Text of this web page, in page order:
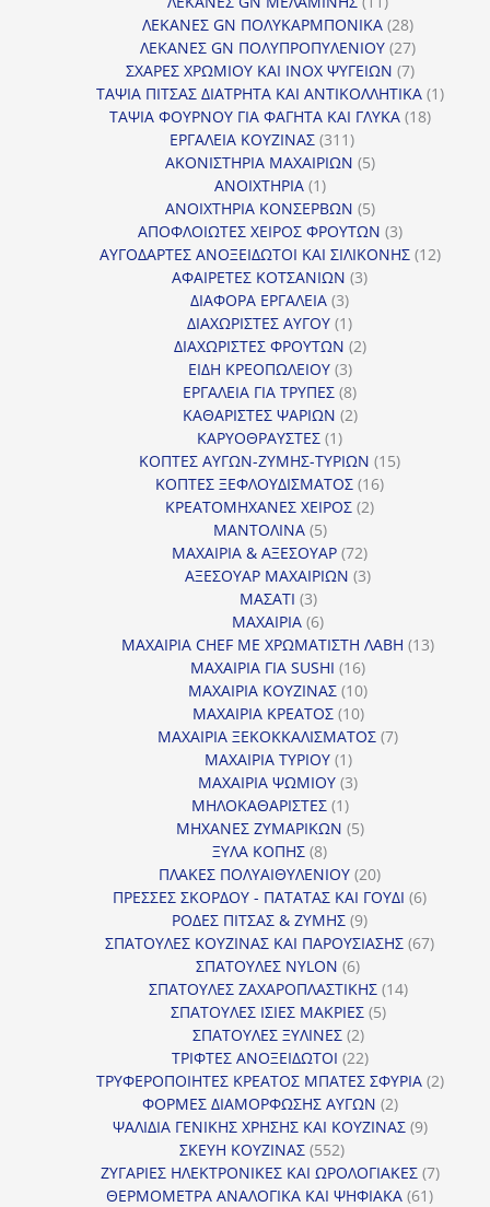
προϊόντα
ΛΕΚΑΝΕΣ GN ΠΟΛΥΚΑΡΜΠΟΝΙΚΑ 2828
προϊόντα
ΛΕΚΑΝΕΣ GN ΠΟΛΥΠΡΟΠΥΛΕΝΙΟΥ 2727
προϊόντα
ΣΧΑΡΕΣ ΧΡΩΜΙΟΥ ΚΑΙ INOX ΨΥΓΕΙΩΝ 77
προϊόντα
ΤΑΨΙΑ ΠΙΤΣΑΣ ΔΙΑΤΡΗΤΑ ΚΑΙ ΑΝΤΙΚΟΛΛΗΤΙΚΑ 11
ΤΑΨΙΑ ΦΟΥΡΝΟΥ ΓΙΑ ΦΑΓΗΤΑ ΚΑΙ ΓΛΥΚΑ 1818
ΕΡΓΑΛΕΙΑ ΚΟΥΖΙΝΑΣ 311311
προϊόντα
ΑΚΟΝΙΣΤΗΡΙΑ ΜΑΧΑΙΡΙΩΝ 55
ΑΝΟΙΧΤΗΡΙΑ 11
προϊόν
ΑΝΟΙΧΤΗΡΙΑ ΚΟΝΣΕΡΒΩΝ 55
προϊόντα
ΑΠΟΦΛΟΙΩΤΕΣ ΧΕΙΡΟΣ ΦΡΟΥΤΩΝ 33
προϊόντα
ΑΥΓΟΔΑΡΤΕΣ ΑΝΟΞΕΙΔΩΤΟΙ ΚΑΙ ΣΙΛΙΚΟΝΗΣ 1212
ΑΦΑΙΡΕΤΕΣ ΚΟΤΣΑΝΙΩΝ 33
ΔΙΑΦΟΡΑ ΕΡΓΑΛΕΙΑ 33
προϊόντα
ΔΙΑΧΩΡΙΣΤΕΣ ΑΥΓΟΥ 11
προϊόν
ΔΙΑΧΩΡΙΣΤΕΣ ΦΡΟΥΤΩΝ 22
ΕΙΔΗ ΚΡΕΟΠΩΛΕΙΟΥ 33
προϊόντα
ΕΡΓΑΛΕΙΑ ΓΙΑ ΤΡΥΠΕΣ 88
προϊόντα
ΚΑΘΑΡΙΣΤΕΣ ΨΑΡΙΩΝ 22
ΚΑΡΥΟΘΡΑΥΣΤΕΣ 11
προϊόν
ΚΟΠΤΕΣ ΑΥΓΩΝ-ΖΥΜΗΣ-ΤΥΡΙΩΝ 1515
ΚΟΠΤΕΣ ΞΕΦΛΟΥΔΙΣΜΑΤΟΣ 1616
ΚΡΕΑΤΟΜΗΧΑΝΕΣ ΧΕΙΡΟΣ 22
ΜΑΝΤΟΛΙΝΑ 55
προϊόντα
ΜΑΧΑΙΡΙΑ & ΑΞΕΣΟΥΑΡ 7272
προϊόντα
ΑΞΕΣΟΥΑΡ ΜΑΧΑΙΡΙΩΝ 33
ΜΑΣΑΤΙ 33
προϊόντα
ΜΑΧΑΙΡΙΑ 66
προϊόντα
ΜΑΧΑΙΡΙΑ CHEF ΜΕ ΧΡΩΜΑΤΙΣΤΗ ΛΑΒΗ 1313
ΜΑΧΑΙΡΙΑ ΓΙΑ SUSHI 1616
προϊόντα
ΜΑΧΑΙΡΙΑ ΚΟΥΖΙΝΑΣ 1010
προϊόντα
ΜΑΧΑΙΡΙΑ ΚΡΕΑΤΟΣ 1010
προϊόντα
ΜΑΧΑΙΡΙΑ ΞΕΚΟΚΚΑΛΙΣΜΑΤΟΣ 77
ΜΑΧΑΙΡΙΑ ΤΥΡΙΟΥ 11
προϊόν
ΜΑΧΑΙΡΙΑ ΨΩΜΙΟΥ 33
ΜΗΛΟΚΑΘΑΡΙΣΤΕΣ 11
προϊόν
ΜΗΧΑΝΕΣ ΖΥΜΑΡΙΚΩΝ 55
ΞΥΛΑ ΚΟΠΗΣ 88
προϊόντα
ΠΛΑΚΕΣ ΠΟΛΥΑΙΘΥΛΕΝΙΟΥ 2020
προϊόντα
ΠΡΕΣΣΕΣ ΣΚΟΡΔΟΥ - ΠΑΤΑΤΑΣ ΚΑΙ ΓΟΥΔΙ 66
ΡΟΔΕΣ ΠΙΤΣΑΣ & ΖΥΜΗΣ 99
προϊόντα
ΣΠΑΤΟΥΛΕΣ ΚΟΥΖΙΝΑΣ ΚΑΙ ΠΑΡΟΥΣΙΑΣΗΣ 6767
ΣΠΑΤΟΥΛΕΣ NYLON 66
προϊόντα
ΣΠΑΤΟΥΛΕΣ ΖΑΧΑΡΟΠΛΑΣΤΙΚΗΣ 1414
ΣΠΑΤΟΥΛΕΣ ΙΣΙΕΣ ΜΑΚΡΙΕΣ 55
ΣΠΑΤΟΥΛΕΣ ΞΥΛΙΝΕΣ 22
προϊόντα
ΤΡΙΦΤΕΣ ΑΝΟΞΕΙΔΩΤΟΙ 2222
προϊόντα
ΤΡΥΦΕΡΟΠΟΙΗΤΕΣ ΚΡΕΑΤΟΣ ΜΠΑΤΕΣ ΣΦΥΡΙΑ 22
ΦΟΡΜΕΣ ΔΙΑΜΟΡΦΩΣΗΣ ΑΥΓΩΝ 22
προϊόντα
ΨΑΛΙΔΙΑ ΓΕΝΙΚΗΣ ΧΡΗΣΗΣ ΚΑΙ ΚΟΥΖΙΝΑΣ 99
ΣΚΕΥΗ ΚΟΥΖΙΝΑΣ 552552
προϊόντα
ΖΥΓΑΡΙΕΣ ΗΛΕΚΤΡΟΝΙΚΕΣ ΚΑΙ ΩΡΟΛΟΓΙΑΚΕΣ 77
ΘΕΡΜΟΜΕΤΡΑ ΑΝΑΛΟΓΙΚΑ ΚΑΙ ΨΗΦΙΑΚΑ 6161